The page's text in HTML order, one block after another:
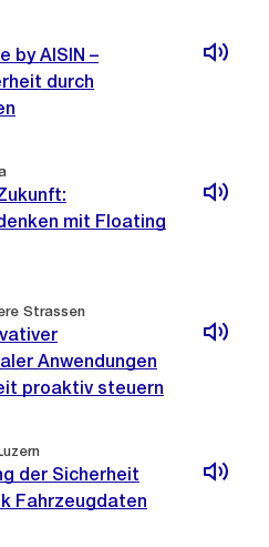
by AISIN –
durch
mit Floating
Strassen
Anwendungen
proaktiv steuern
der Sicherheit
Fahrzeugdaten